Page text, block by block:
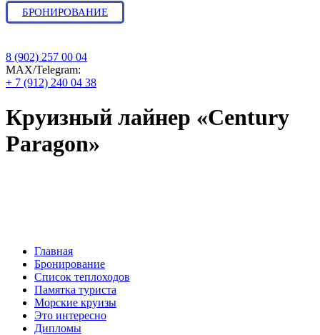
БРОНИРОВАНИЕ
8 (902) 257 00 04
МАХ/Telegram:
+ 7 (912) 240 04 38
Круизный лайнер «Century
Paragon»
Главная
Бронирование
Список теплоходов
Памятка туриста
Морские круизы
Это интересно
Дипломы